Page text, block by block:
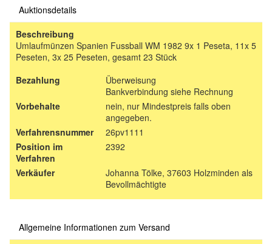
Auktionsdetails
Beschreibung
Umlaufmünzen Spanien Fussball WM 1982 9x 1 Peseta, 11x 5
Peseten, 3x 25 Peseten, gesamt 23 Stück
Bezahlung
Überweisung
Bankverbindung siehe Rechnung
Vorbehalte
nein, nur Mindestpreis falls oben
angegeben.
Verfahrensnummer
26pv1111
Position im
Verfahren
2392
Verkäufer
Johanna Tölke, 37603 Holzminden als
Bevollmächtigte
Allgemeine Informationen zum Versand